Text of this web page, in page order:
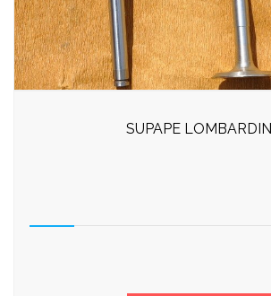
SUPAPE LOMBARDINI